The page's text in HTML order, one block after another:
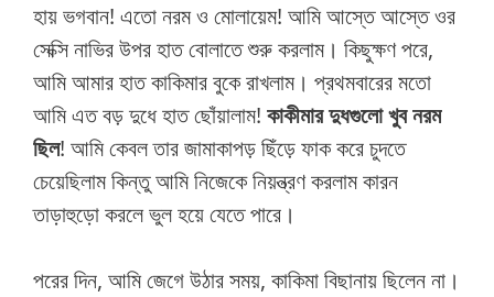
হায় ভগবান! এতো নরম ও মোলায়েম! আমি আস্তে আস্তে ওর
সেক্সি নাভির উপর হাত বোলাতে শুরু করলাম। কিছুক্ষণ পরে,
আমি আমার হাত কাকিমার বুকে রাখলাম। প্রথমবারের মতো
আমি এত বড় দুধে হাত ছোঁয়ালাম! কাকীমার দুধগুলো খুব নরম
ছিল! আমি কেবল তার জামাকাপড় ছিঁড়ে ফাক করে চুদতে
চেয়েছিলাম কিন্তু আমি নিজেকে নিয়ন্ত্রণ করলাম কারন
তাড়াহুড়ো করলে ভুল হয়ে যেতে পারে।
পরের দিন, আমি জেগে উঠার সময়, কাকিমা বিছানায় ছিলেন না।